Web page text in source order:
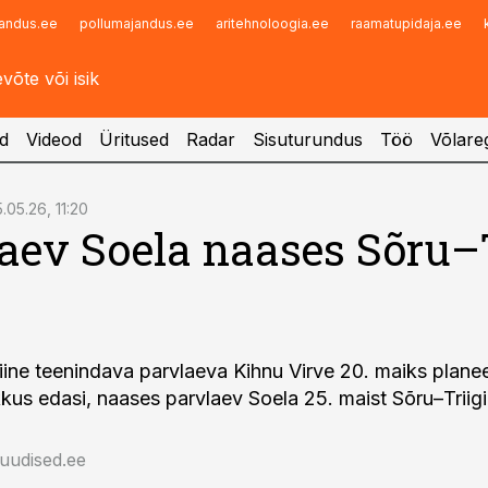
pollumajandus.ee aritehnoloogia.ee raamatupidaja.ee
Infopank
Videod Üritused Radar Sisuturundus Töö
11:20
Soela naases
teenindava parvlaeva Kihnu Virve 20. maiks
edasi, naases parvlaev Soela 25. maist